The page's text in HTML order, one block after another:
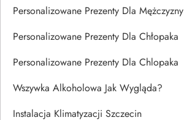
Personalizowane Prezenty Dla Mężczyzny
Personalizowane Prezenty Dla Chłopaka
Personalizowane Prezenty Dla Chlopaka
Wszywka Alkoholowa Jak Wygląda?
Instalacja Klimatyzacji Szczecin